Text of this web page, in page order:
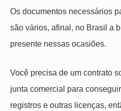
Os documentos necessários
são vários, afinal, no Brasil a
presente nessas ocasiões.
Você precisa de um contrato
junta comercial para conseguir
registros e outras licenças,